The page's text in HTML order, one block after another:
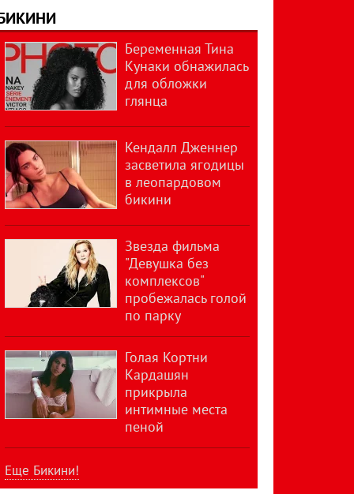
Беременная Тина
Кунаки обнажилась
для обложки
глянца
Кендалл Дженнер
засветила ягодицы
в леопардовом
бикини
Звезда фильма
"Девушка без
комплексов"
пробежалась голой
по парку
Голая Кортни
Кардашян
прикрыла
интимные места
пеной
Еще Бикини!